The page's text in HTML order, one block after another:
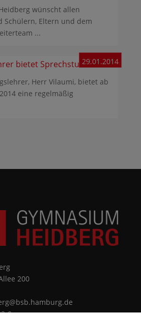
wünscht allen
Schülern, Eltern und dem
...
bietet Sprechstunde an
29.01.2014
Herr Vilaumi, bietet ab
eine regelmäßig
200